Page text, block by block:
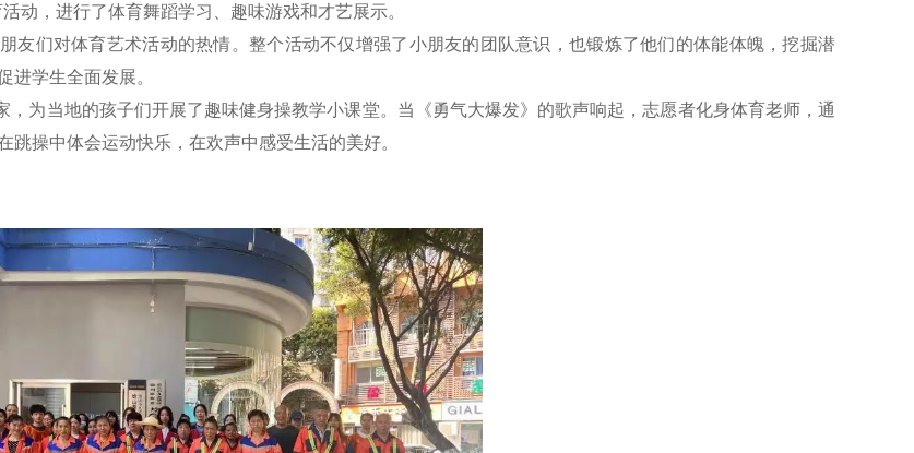
动，进行了体育舞蹈学习、趣味游戏和才艺展示。
友们对体育艺术活动的热情。整个活动不仅增强了小朋友的团队意识，也锻炼了他们的体能体魄，挖掘潜
学生全面发展。
为当地的孩子们开展了趣味健身操教学小课堂。当《勇气大爆发》的歌声响起，志愿者化身体育老师，通
操中体会运动快乐，在欢声中感受生活的美好。